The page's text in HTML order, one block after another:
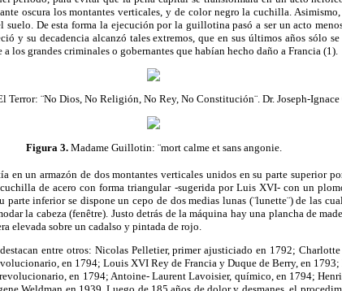
oscura los montantes verticales, y de color negro la cuchilla.
suelo. De esta forma la ejecución por la guillotina pasó a ser un acto
y su decadencia alcanzó tales extremos, que en sus últimos años sólo
los grandes criminales o gobernantes que habían hecho daño a Francia (1).
Terror: ¨No Dios, No Religión, No Rey, No Constitución¨ . Dr. Joseph-Ignace
Figura3. Madame Guillotin: ¨mort calme etsans angonie.
un armazón de dos montantes verticales unidos en su parte superior
de acero con forma triangular -sugerida por Luis XVI- con un
parte inferior se dispone un cepo de dos medias lunas (¨lunette¨) de las
la cabeza (fenêtre). Justo detrás de la máquina hay una plancha de
elevada sobre un cadalso y pintada de rojo.
entre otros: Nicolas Pelletier, primer ajusticiado en 1792; Charlotte
en 1794; Louis XVI Rey de Francia y Duque de Berry, en
en 1794; Antoine- LaurentLavoisier, químico, en 1794;